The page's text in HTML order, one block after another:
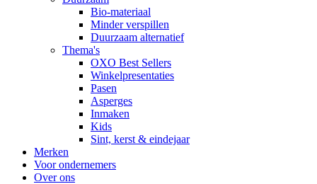
Bio-materiaal
Minder verspillen
Duurzaam alternatief
Thema's
OXO Best Sellers
Winkelpresentaties
Pasen
Asperges
Inmaken
Kids
Sint, kerst & eindejaar
Merken
Voor ondernemers
Over ons